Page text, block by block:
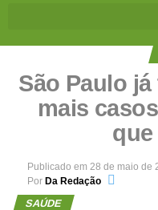
São Paulo
mais
que
Publicado em 28 de maio de
Por Da Redação
SAÚDE